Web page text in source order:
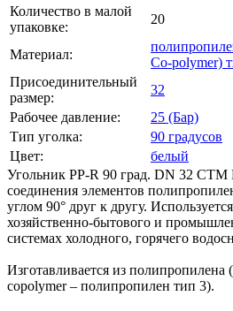
Количество в малой
упаковке:
20
Материал:
Co-polymer)
Присоединительный
размер:
32
Рабочее давление:
25 (Бар)
Тип уголка:
90 градусов
Цвет:
белый
Угольник PP-R 90 град. DN 32
соединения элементов
углом 90° друг к другу.
хозяйственно-бытового и
системах холодного, горячего
Изготавливается из полипропилена
copolymer – полипропилен тип 3).